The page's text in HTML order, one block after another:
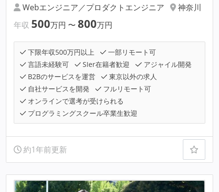
Webエンジニア／プロダクトエンジニア
神奈川
年収 500万円 〜 800万円
下限年収500万円以上
一部リモート可
言語未経験可
SIer在籍者歓迎
アジャイル開発
B2Bのサービスを運営
東京以外の求人
自社サービスを開発
フルリモート可
オンラインで選考が受けられる
プログラミングスクール卒業生歓迎
約1年前更新